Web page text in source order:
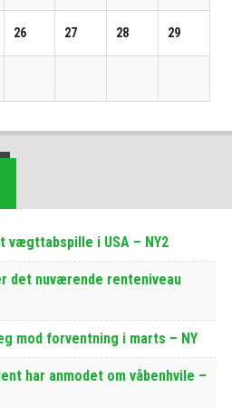
26 27 28 29
vægttabspille i USA – NY2
det nuværende renteniveau
mod forventning i marts – NY
har anmodet om våbenhvile –